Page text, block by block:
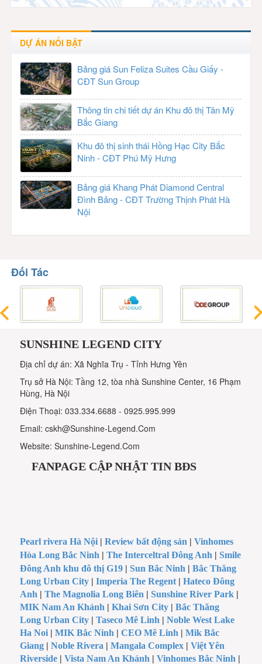
DỰ ÁN NỔI BẬT
Bảng giá Sun Feliza Suites Cầu Giấy -
CĐT Sun Group
Thông tin chi tiết dự án Khu đô thị Tân Mỹ
Bắc Giang
Khu đô thị sinh thái Hồng Hạc City Bắc
Ninh - CĐT Phú Mỹ Hưng
Bảng giá Khang Phát Diamond Central
Đình Bảng - CĐT Trường Thịnh Phát Hà
Nội
Đối Tác
SUNSHINE LEGEND CITY
Địa chỉ dự án: Xã Nghĩa Trụ - Tỉnh Hưng Yên
Trụ sở Hà Nội: Tầng 12, tòa nhà Sunshine Center, 16 Phạm
Hùng, Hà Nội
Điện Thoại: 033.334.6688 - 0925.995.999
Email: cskh@Sunshine-Legend.Com
Website: Sunshine-Legend.Com
FANPAGE CẬP NHẬT TIN BĐS
Pearl rivera Hà Nội |Review bất động sản |Vinhomes
Hòa Long Bắc Ninh |The Interceltral Đông Anh |Smile
Đông Anh khu đô thị G19 |Sun Bắc Ninh |Bắc Thăng
Long Urban City |Imperia The Regent |Hateco Đông
Anh |The Magnolia Long Biên |Sunshine River Park |
MIK Nam An Khánh |Khai Sơn City |Bắc Thăng
Long Urban City |Taseco Mê Linh |Noble West Lake
Ha Noi | MIK Bắc Ninh |CEO Mê Linh |Mik Bắc
Giang |Noble Rivera |Mangala Complex |Việt Yên
Riverside |Vista Nam An Khánh |Vinhomes Bắc Ninh |